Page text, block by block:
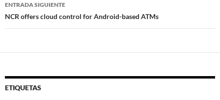
ENTRADA SIGUIENTE
NCR offers cloud control for Android-based ATMs
ETIQUETAS